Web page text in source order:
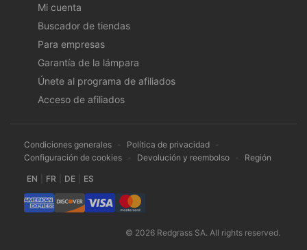
Mi cuenta
Buscador de tiendas
Para empresas
Garantía de la lámpara
Únete al programa de afiliados
Acceso de afiliados
Condiciones generales - Política de privacidad -
Configuración de cookies - Devolución y reembolso - Región
EN FR DE ES
© 2026 Redgrass SA. All rights reserved.